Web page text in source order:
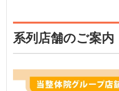
系列店舗のご案内